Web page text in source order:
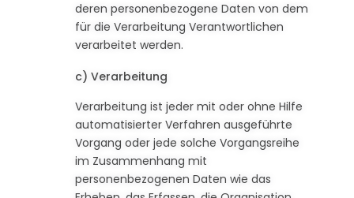
deren personenbezogene Daten von dem
für die Verarbeitung Verantwortlichen
verarbeitet werden.
c) Verarbeitung
Verarbeitung ist jeder mit oder ohne Hilfe
automatisierter Verfahren ausgeführte
Vorgang oder jede solche Vorgangsreihe
im Zusammenhang mit
personenbezogenen Daten wie das